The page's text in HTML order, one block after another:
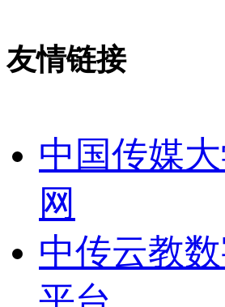
友情链接
中国传媒
网
中传云教